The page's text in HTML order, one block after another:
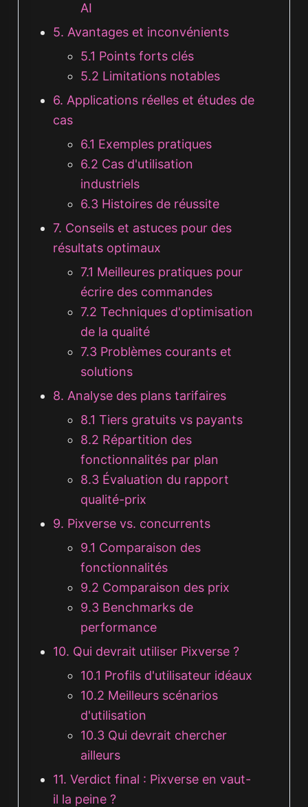
AI
5. Avantages et inconvénients
5.1 Points forts clés
5.2 Limitations notables
6. Applications réelles et études de
cas
6.1 Exemples pratiques
6.2 Cas d'utilisation
industriels
6.3 Histoires de réussite
7. Conseils et astuces pour des
résultats optimaux
7.1 Meilleures pratiques pour
écrire des commandes
7.2 Techniques d'optimisation
de la qualité
7.3 Problèmes courants et
solutions
8. Analyse des plans tarifaires
8.1 Tiers gratuits vs payants
8.2 Répartition des
fonctionnalités par plan
8.3 Évaluation du rapport
qualité-prix
9. Pixverse vs. concurrents
9.1 Comparaison des
fonctionnalités
9.2 Comparaison des prix
9.3 Benchmarks de
performance
10. Qui devrait utiliser Pixverse ?
10.1 Profils d'utilisateur idéaux
10.2 Meilleurs scénarios
d'utilisation
10.3 Qui devrait chercher
ailleurs
11. Verdict final : Pixverse en vaut-
il la peine ?